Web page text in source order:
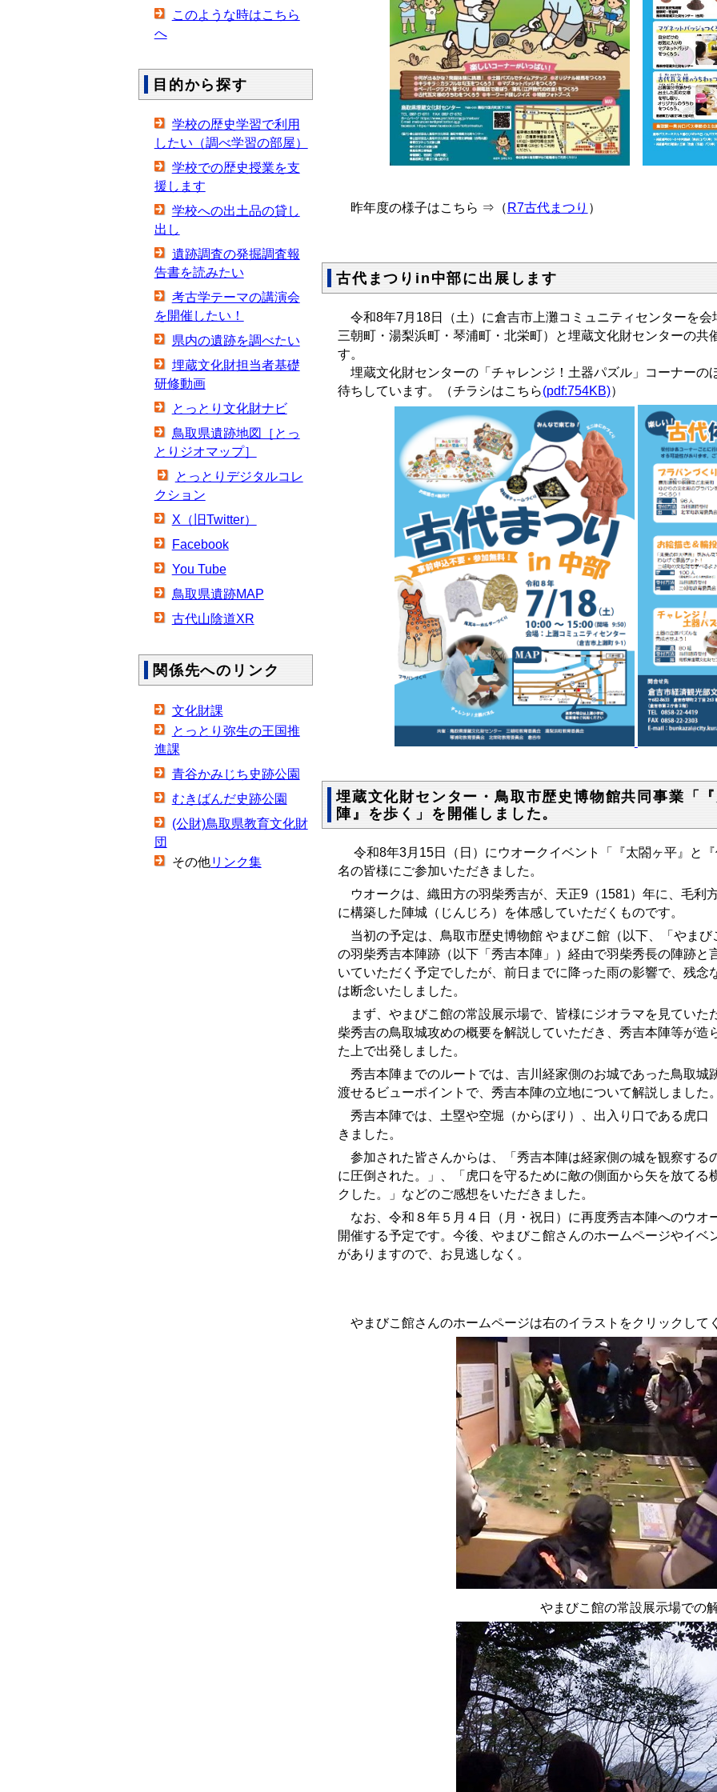
このような時はこちら
へ
目的から探す
学校の歴史学習で利用
したい（調べ学習の部屋）
学校での歴史授業を支
援します
学校への出土品の貸し
出し
遺跡調査の発掘調査報
告書を読みたい
考古学テーマの講演会
を開催したい！
県内の遺跡を調べたい
埋蔵文化財担当者基礎
研修動画
とっとり文化財ナビ
鳥取県遺跡地図［とっ
とりジオマップ］
とっとりデジタルコレ
クション
X（旧Twitter）
Facebook
You Tube
鳥取県遺跡MAP
古代山陰道XR
関係先へのリンク
文化財課
とっとり弥生の王国推
進課
青谷かみじち史跡公園
むきばんだ史跡公園
(公財)鳥取県教育文化財
団
その他リンク集
昨年度の様子はこちら ⇒（ R7古代まつり ）
古代まつりin中部に出展します
令和8年7月18日（土）に倉吉市上灘コミュニティセンターを会
三朝町・湯梨浜町・琴浦町・北栄町）と埋蔵文化財センターの共
す。
埋蔵文化財センターの「チャレンジ！土器パズル」コーナーの
待ちしています。（チラシはこちら(pdf:754KB)）
埋蔵文化財センター・鳥取市歴史博物館共同事業「
陣』を歩く」を開催しました。
令和8年3月15日（日）にウオークイベント「『太閤ヶ平』と
名の皆様にご参加いただきました。
ウオークは、 織田方の羽柴秀吉が、 天正9（1581）年に、 毛利
に構築した陣城（じんじろ）を体感していただくものです。
当初の予定は、鳥取市歴史博物館 やまびこ館（以下、「やま
の羽柴秀吉本陣跡（以下「秀吉本陣」）経由で羽柴秀長の陣跡と
いていただく予定でしたが、前日までに降った雨の影響で、残念
は断念いたしました。
まず、やまびこ館の常設展示場で、皆様にジオラマを見ていた
柴秀吉の鳥取城攻めの概要を解説していただき、秀吉本陣等が造
た上で出発しました。
秀吉本陣までのルートでは、吉川経家側のお城であった鳥取城
渡せるビューポイントで、秀吉本陣の立地について解説しました
秀吉本陣では、土塁や空堀（からぼり）、出入り口である虎口
きました。
参加された皆さんからは、「秀吉本陣は経家側の城を観察する
に圧倒された。」、「虎口を守るために敵の側面から矢を放てる
クした。」などのご感想をいただきました。
なお、 令和８年５月４日（月・祝日）に再度秀吉本陣へのウオ
開催する予定です。今後、やまびこ館さんのホームページやイベ
がありますので、お見逃しなく。
やまびこ館さんのホームページは右のイラストをクリックして
やまびこ館の常設展示場での